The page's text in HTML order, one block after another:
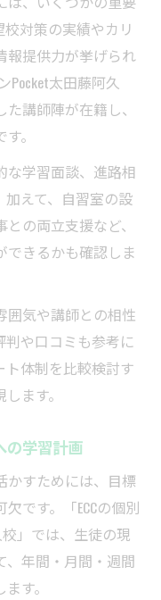
対策の実績やカリ
報提供力が挙げられ
Pocket太田藤阿久
講師陣が在籍し、
。
な学習面談、進路相
えて、自習室の設
の両立支援など、
できるかも確認しま
囲気や講師との相性
判や口コミも参考に
ト体制を比較検討す
ます。
の学習計画
かすためには、目標
です。「ECCの個別
」では、生徒の現
、年間・月間・週間
す。